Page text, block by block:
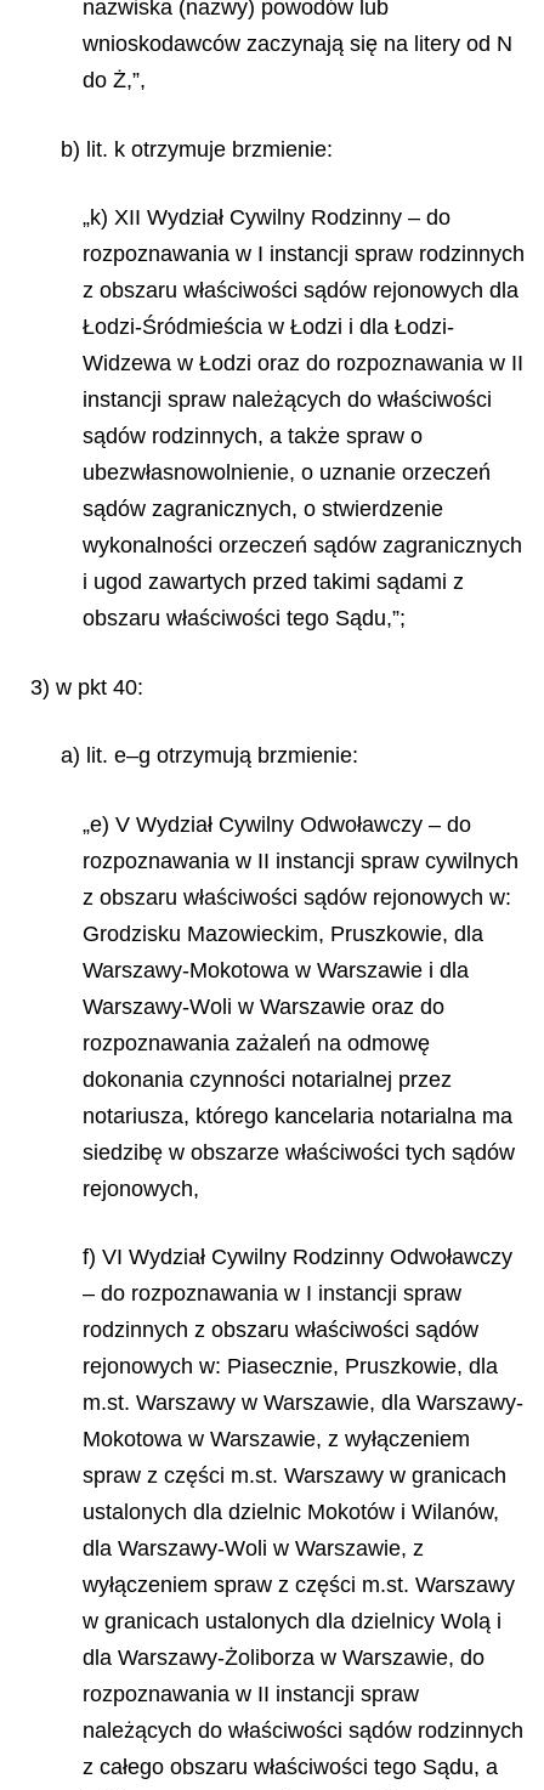
nazwiska (nazwy) powodów lub
wnioskodawców zaczynają się na litery od N
do Ż,”,
b) lit. k otrzymuje brzmienie:
„k) XII Wydział Cywilny Rodzinny – do
rozpoznawania w I instancji spraw rodzinnych
z obszaru właściwości sądów rejonowych dla
Łodzi-Śródmieścia w Łodzi i dla Łodzi-
Widzewa w Łodzi oraz do rozpoznawania w II
instancji spraw należących do właściwości
sądów rodzinnych, a także spraw o
ubezwłasnowolnienie, o uznanie orzeczeń
sądów zagranicznych, o stwierdzenie
wykonalności orzeczeń sądów zagranicznych
i ugod zawartych przed takimi sądami z
obszaru właściwości tego Sądu,”;
3) w pkt 40:
a) lit. e–g otrzymują brzmienie:
„e) V Wydział Cywilny Odwoławczy – do
rozpoznawania w II instancji spraw cywilnych
z obszaru właściwości sądów rejonowych w:
Grodzisku Mazowieckim, Pruszkowie, dla
Warszawy-Mokotowa w Warszawie i dla
Warszawy-Woli w Warszawie oraz do
rozpoznawania zażaleń na odmowę
dokonania czynności notarialnej przez
notariusza, którego kancelaria notarialna ma
siedzibę w obszarze właściwości tych sądów
rejonowych,
f) VI Wydział Cywilny Rodzinny Odwoławczy
– do rozpoznawania w I instancji spraw
rodzinnych z obszaru właściwości sądów
rejonowych w: Piasecznie, Pruszkowie, dla
m.st. Warszawy w Warszawie, dla Warszawy-
Mokotowa w Warszawie, z wyłączeniem
spraw z części m.st. Warszawy w granicach
ustalonych dla dzielnic Mokotów i Wilanów,
dla Warszawy-Woli w Warszawie, z
wyłączeniem spraw z części m.st. Warszawy
w granicach ustalonych dla dzielnicy Wolą i
dla Warszawy-Żoliborza w Warszawie, do
rozpoznawania w II instancji spraw
należących do właściwości sądów rodzinnych
z całego obszaru właściwości tego Sądu, a